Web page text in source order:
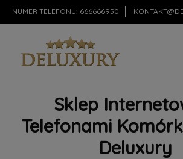
NUMER TELEFONU: 666666950
Sklep
Telefonami
Deluxury